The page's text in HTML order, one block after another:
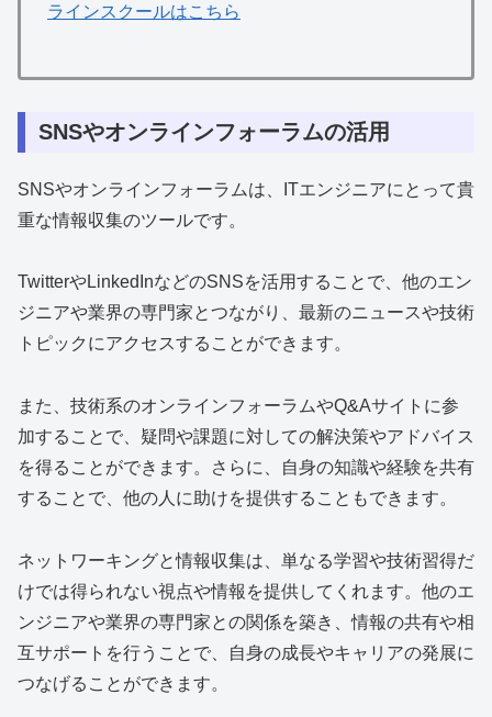
ラインスクールはこちら
SNSやオンラインフォーラムの活用
SNSやオンラインフォーラムは、ITエンジニアにとって貴
重な情報収集のツールです。
TwitterやLinkedInなどのSNSを活用することで、他のエン
ジニアや業界の専門家とつながり、最新のニュースや技術
トピックにアクセスすることができます。
また、技術系のオンラインフォーラムやQ&Aサイトに参
加することで、疑問や課題に対しての解決策やアドバイス
を得ることができます。さらに、自身の知識や経験を共有
することで、他の人に助けを提供することもできます。
ネットワーキングと情報収集は、単なる学習や技術習得だ
けでは得られない視点や情報を提供してくれます。他のエ
ンジニアや業界の専門家との関係を築き、情報の共有や相
互サポートを行うことで、自身の成長やキャリアの発展に
つなげることができます。